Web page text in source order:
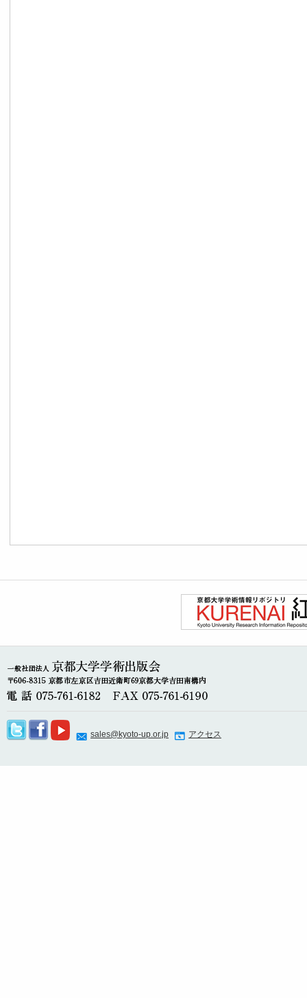
sales@kyoto-up.or.jp アクセス